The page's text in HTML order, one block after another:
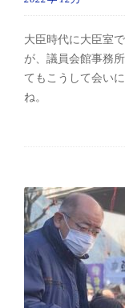
大臣時代に大臣室
が、議員会館事務
てもこうして会い
ね。